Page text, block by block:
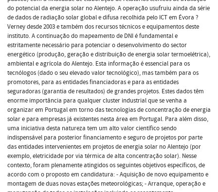
do potencial da energia solar no Alentejo. A operação usufruiu ainda da série
de dados de radiação solar global e difusa recolhida pelo ICT em Évora ?
Verney desde 2003 e também dos recursos técnicos e equipamentos deste
instituto. A continuação do mapeamento de DNI é fundamental e
estritamente necessário para potenciar o desenvolvimento do sector
energético (produção, geração e distribuição de energia solar termoelétrica),
ambiental e agrícola do Alentejo. Esta informação é essencial para os
tecnólogos (dado o seu elevado valor tecnológico), mas também para os
promotores, para as entidades financiadoras e para as entidades
seguradoras (garantia de resultados) de grandes projetos. Estes dados têm
enorme importância para qualquer cluster industrial que se venha a
organizar em Portugal em torno das tecnologias de concentração de energia
solar e para empresas já existentes nesta área em Portugal. Para além disso,
uma iniciativa desta natureza tem um alto valor científico sendo
indispensável para posterior financiamento e seguro de projetos por parte
das entidades intervenientes em projetos de energia solar no Alentejo (por
exemplo, eletricidade por via térmica de alta concentração solar). Nesse
contexto, foram plenamente atingidos os seguintes objetivos específicos, de
acordo com o proposto em candidatura: - Aquisição de novo equipamento e
montagem de duas novas estações meteorológicas; - Arranque, operação e